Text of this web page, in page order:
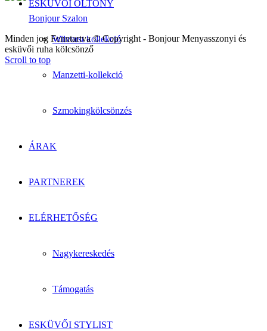
ESKÜVŐI ÖLTÖNY
Wilvorst kollekció
Manzetti-kollekció
Szmokingkölcsönzés
ÁRAK
PARTNEREK
ELÉRHETŐSÉG
Nagykereskedés
Támogatás
ESKÜVŐI STYLIST
Bonjour Szalon
Minden jog Fenntartva © Copyright - Bonjour Menyasszonyi és
esküvői ruha kölcsönző
Scroll to top